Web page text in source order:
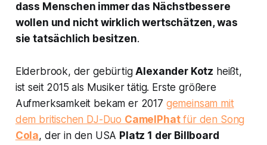
dass Menschen immer das Nächstbessere
wollen und nicht wirklich wertschätzen, was
sie tatsächlich besitzen.
Elderbrook, der gebürtigAlexander Kotz heißt,
ist seit 2015 als Musiker tätig. Erste größere
Aufmerksamkeit bekam er 2017 gemeinsam mit
dem britischen DJ-Duo CamelPhatfür den Song
Cola, der in den USA Platz 1 der Billboard